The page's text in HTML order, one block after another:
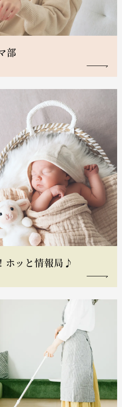
部
ホッと情報局♪